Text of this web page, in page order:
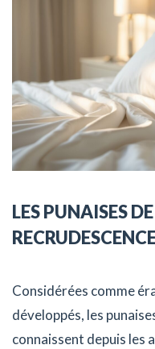
LES PUNAISES
Considérées comme
développés, les
connaissent depuis les